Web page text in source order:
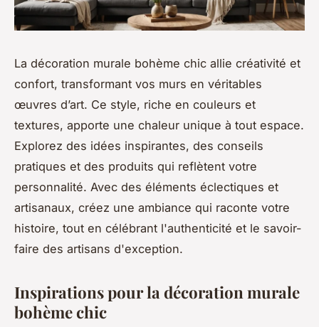
La décoration murale bohème chic allie créativité et
confort, transformant vos murs en véritables
œuvres d’art. Ce style, riche en couleurs et
textures, apporte une chaleur unique à tout espace.
Explorez des idées inspirantes, des conseils
pratiques et des produits qui reflètent votre
personnalité. Avec des éléments éclectiques et
artisanaux, créez une ambiance qui raconte votre
histoire, tout en célébrant l'authenticité et le savoir-
faire des artisans d'exception.
Inspirations pour la décoration murale
bohème chic